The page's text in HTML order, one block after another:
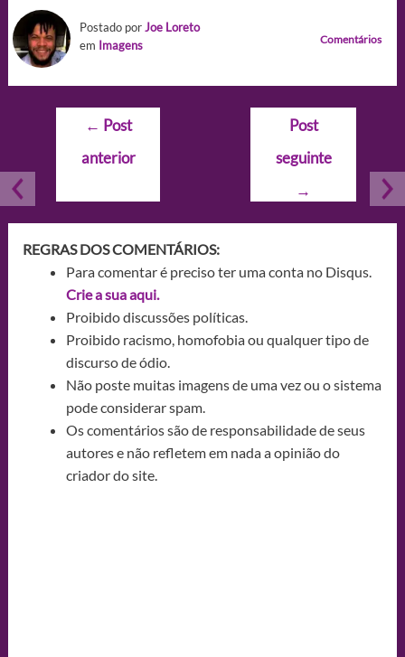
Postado porJoe Loreto
em Imagens Comentários
Navegação
Post
← Post
anterior
Post
seguinte
→
REGRAS DOS COMENTÁRIOS:
Para comentar é preciso ter uma conta no Disqus.
Crie a sua aqui.
Proibido discussões políticas.
Proibido racismo, homofobia ou qualquer tipo de
discurso de ódio.
Não poste muitas imagens de uma vez ou o sistema
pode considerar spam.
Os comentários são de responsabilidade de seus
autores e não refletem em nada a opinião do
criador do site.